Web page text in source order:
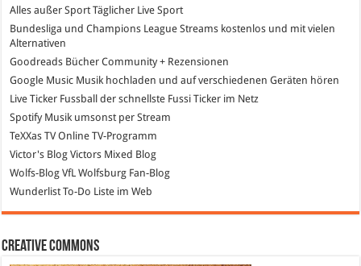
Alles außer SportTäglicher Live Sport
Bundesliga und Champions League Streams kostenlos und mit vielen
Alternativen
Goodreads Bücher Community + Rezensionen
Google Music Musik hochladen und auf verschiedenen Geräten hören
Live Ticker Fussball
der schnellste Fussi Ticker im Netz
SpotifyMusik umsonst per Stream
TeXXas TVOnline TV-Programm
Victor's Blog Victors Mixed Blog
Wolfs-Blog VfL Wolfsburg Fan-Blog
WunderlistTo-Do Liste im Web
Creative Commons